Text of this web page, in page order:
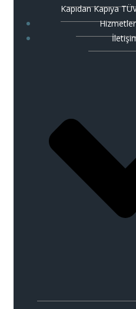
Kapıdan Kapıya